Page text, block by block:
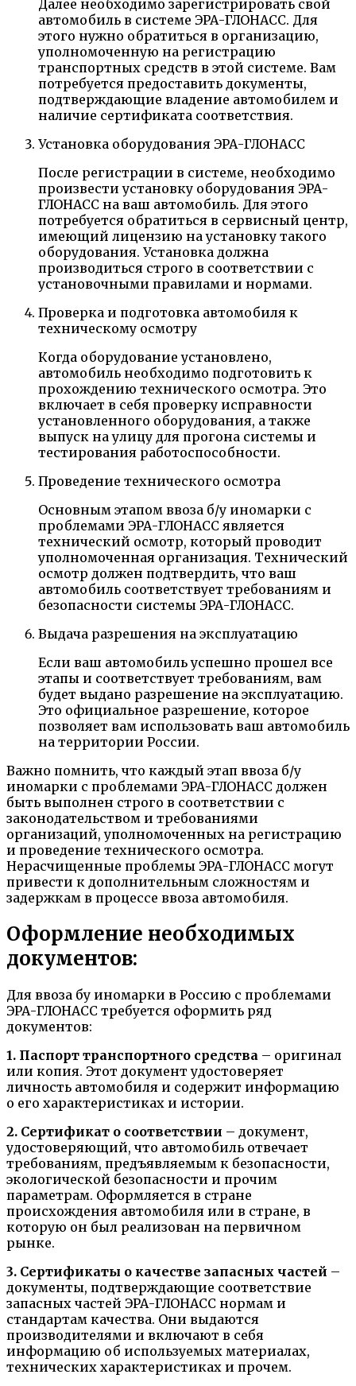
Далее необходимо зарегистрировать свой
автомобиль в системе ЭРА-ГЛОНАСС. Для
этого нужно обратиться в организацию,
уполномоченную на регистрацию
транспортных средств в этой системе. Вам
потребуется предоставить документы,
подтверждающие владение автомобилем и
наличие сертификата соответствия.
Установка оборудования ЭРА-ГЛОНАСС
После регистрации в системе, необходимо
произвести установку оборудования ЭРА-
ГЛОНАСС на ваш автомобиль. Для этого
потребуется обратиться в сервисный центр,
имеющий лицензию на установку такого
оборудования. Установка должна
производиться строго в соответствии с
установочными правилами и нормами.
Проверка и подготовка автомобиля к
техническому осмотру
Когда оборудование установлено,
автомобиль необходимо подготовить к
прохождению технического осмотра. Это
включает в себя проверку исправности
установленного оборудования, а также
выпуск на улицу для прогона системы и
тестирования работоспособности.
Проведение технического осмотра
Основным этапом ввоза б/у иномарки с
проблемами ЭРА-ГЛОНАСС является
технический осмотр, который проводит
уполномоченная организация. Технический
осмотр должен подтвердить, что ваш
автомобиль соответствует требованиям и
безопасности системы ЭРА-ГЛОНАСС.
Выдача разрешения на эксплуатацию
Если ваш автомобиль успешно прошел все
этапы и соответствует требованиям, вам
будет выдано разрешение на эксплуатацию.
Это официальное разрешение, которое
позволяет вам использовать ваш автомобиль
на территории России.
Важно помнить, что каждый этап ввоза б/у
иномарки с проблемами ЭРА-ГЛОНАСС должен
быть выполнен строго в соответствии с
законодательством и требованиями
организаций, уполномоченных на регистрацию
и проведение технического осмотра.
Нерасчищенные проблемы ЭРА-ГЛОНАСС могут
привести к дополнительным сложностям и
задержкам в процессе ввоза автомобиля.
Оформление необходимых
документов:
Для ввоза бу иномарки в Россию с проблемами
ЭРА-ГЛОНАСС требуется оформить ряд
документов:
1. Паспорт транспортного средства – оригинал
или копия. Этот документ удостоверяет
личность автомобиля и содержит информацию
о его характеристиках и истории.
2. Сертификат о соответствии – документ,
удостоверяющий, что автомобиль отвечает
требованиям, предъявляемым к безопасности,
экологической безопасности и прочим
параметрам. Оформляется в стране
происхождения автомобиля или в стране, в
которую он был реализован на первичном
рынке.
3. Сертификаты о качестве запасных частей –
документы, подтверждающие соответствие
запасных частей ЭРА-ГЛОНАСС нормам и
стандартам качества. Они выдаются
производителями и включают в себя
информацию об используемых материалах,
технических характеристиках и прочем.